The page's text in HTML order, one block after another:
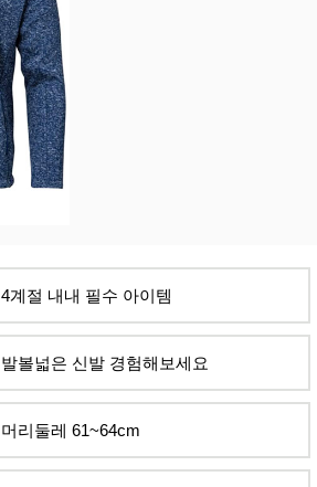
4계절 내내 필수 아이템
발볼넓은 신발 경험해보세요
머리둘레 61~64cm